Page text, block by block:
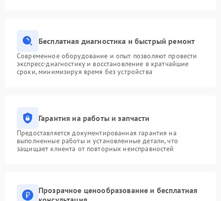
Бесплатная диагностика и быстрый ремонт
Современное оборудование и опыт позволяют провести
экспресс-диагностику и восстановление в кратчайшие
сроки, минимизируя время без устройства
Гарантия на работы и запчасти
Предоставляется документированная гарантия на
выполненные работы и установленные детали, что
защищает клиента от повторных неисправностей
Прозрачное ценообразование и бесплатная